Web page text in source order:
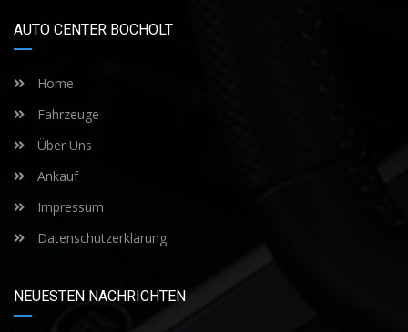
AUTO CENTER BOCHOLT
Home
Fahrzeuge
Über Uns
Ankauf
Impressum
Datenschutzerklärung
NEUESTEN NACHRICHTEN